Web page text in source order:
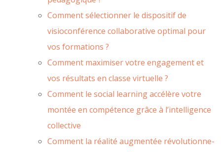
Comment sélectionner le dispositif de
visioconférence collaborative optimal pour
vos formations ?
Comment maximiser votre engagement et
vos résultats en classe virtuelle ?
Comment le social learning accélère votre
montée en compétence grâce à l’intelligence
collective
Comment la réalité augmentée révolutionne-